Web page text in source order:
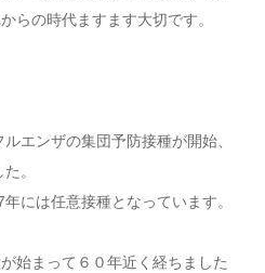
らの時代ますます大切です。
エンザの集団予防接種が開始、
。
には任意接種となっています。
始まって６０年近く経ちました